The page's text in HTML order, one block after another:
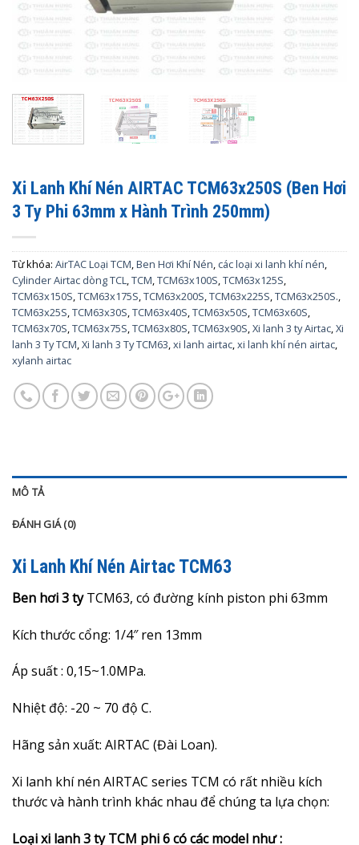
Xi Lanh Khí Nén AIRTAC TCM63x250S (Ben Hơi
3 Ty Phi 63mm x Hành Trình 250mm)
Từ khóa: AirTAC Loại TCM,Ben Hơi Khí Nén, các loại xi lanh khí nén,
Cylinder Airtac dòng TCL,TCM,TCM63x100S,TCM63x125S,
TCM63x150S,TCM63x175S,TCM63x200S,TCM63x225S,TCM63x250S.,
TCM63x25S,TCM63x30S,TCM63x40S,TCM63x50S,TCM63x60S,
TCM63x70S,TCM63x75S,TCM63x80S,TCM63x90S,Xi lanh 3 ty Airtac,Xi
lanh 3 Ty TCM,Xi lanh 3 Ty TCM63,xi lanh airtac,xi lanh khí nén airtac,
xylanh airtac
MÔ TẢ
ĐÁNH GIÁ (0)
Xi Lanh Khí Nén Airtac TCM63
Ben hơi 3 tyTCM63, có đường kính piston phi 63mm
Kích thước cổng: 1/4″ ren 13mm
Áp suất : 0,15~1.0MPa.
Nhiệt độ: -20 ~ 70 độ C.
Hãng sản xuất: AIRTAC (Đài Loan).
Xi lanh khí nén AIRTAC series TCM có rất nhiều kích
thước và hành trình khác nhau để chúng ta lựa chọn:
Loại xi lanh 3 ty TCM phi 6 có các model như :